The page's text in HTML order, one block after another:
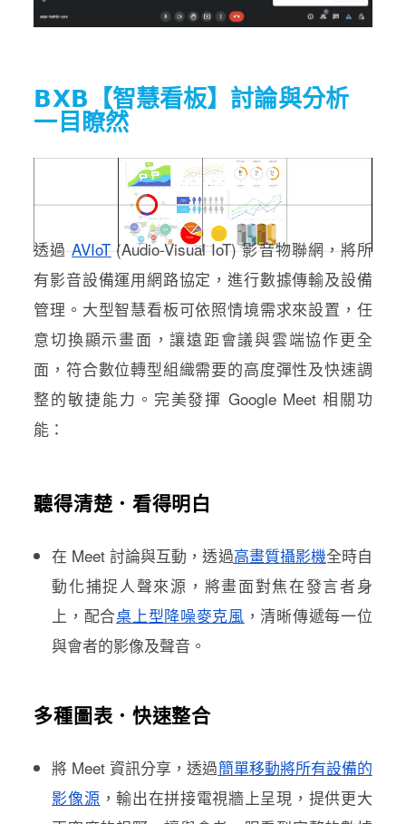
𝗕𝗫𝗕【智慧看板】討論與分析
一目瞭然
透過AVIoT(Audio-Visual IoT) 影音物聯網，將所
有影音設備運用網路協定，進行數據傳輸及設備
管理。大型智慧看板可依照情境需求來設置，任
意切換顯示畫面，讓遠距會議與雲端協作更全
面，符合數位轉型組織需要的高度彈性及快速調
整的敏捷能力。完美發揮 Google Meet 相關功
能：
聽得清楚．看得明白
在 Meet 討論與互動，透過高畫質攝影機全時自
動化捕捉人聲來源，將畫面對焦在發言者身
上，配合桌上型降噪麥克風 ，清晰傳遞每一位
與會者的影像及聲音。
多種圖表．快速整合
將 Meet 資訊分享，透過簡單移動將所有設備的
影像源 ，輸出在拼接電視牆上呈現 ，提供更大